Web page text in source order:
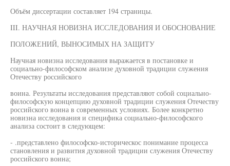
Объём диссертации составляет 194 страницы.
III. НАУЧНАЯ НОВИЗНА ИССЛЕДОВАНИЯ И ОБОСНОВАНИЕ
ПОЛОЖЕНИЙ, ВЫНОСИМЫХ НА ЗАЩИТУ
Научная новизна исследования выражается в постановке и
социально-философском анализе духовной традиции служения
Отечеству российского
воина. Результаты исследования представляют собой социально-
философскую концепцию духовной традиции служения Отечеству
российского воина в современных условиях. Более конкретно
новизна исследования и специфика социально-философского
анализа состоит в следующем:
- .представлено философско-историческос понимание процесса
становления и развития духовной традиции служения Отечеству
российского воина;